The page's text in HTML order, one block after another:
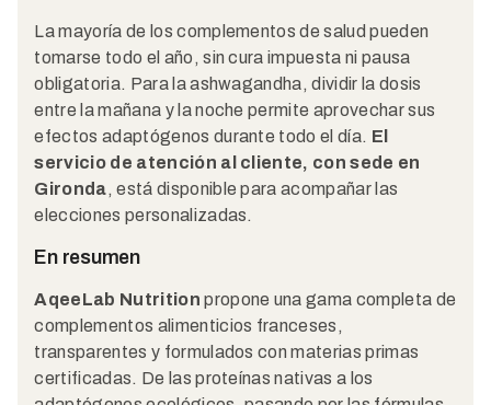
La mayoría de los complementos de salud pueden
tomarse todo el año, sin cura impuesta ni pausa
obligatoria. Para la ashwagandha, dividir la dosis
entre la mañana y la noche permite aprovechar sus
efectos adaptógenos durante todo el día. El
servicio de atención al cliente, con sede en
Gironda, está disponible para acompañar las
elecciones personalizadas.
En resumen
AqeeLab Nutrition propone una gama completa de
complementos alimenticios franceses,
transparentes y formulados con materias primas
certificadas. De las proteínas nativas a los